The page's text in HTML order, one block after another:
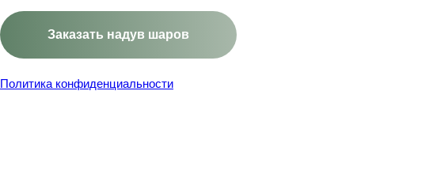
Заказать надув шаров
Политика конфиденциальности